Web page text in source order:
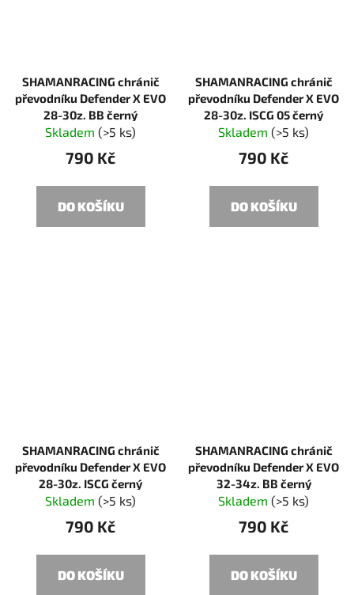
SHAMANRACING chránič
převodníku Defender X EVO
28-30z. BB černý
Skladem (>5 ks)
790 Kč
DO KOŠÍKU
SHAMANRACING chránič
převodníku Defender X EVO
28-30z. ISCG 05 černý
Skladem (>5 ks)
790 Kč
DO KOŠÍKU
SHAMANRACING chránič
převodníku Defender X EVO
28-30z. ISCG černý
Skladem (>5 ks)
790 Kč
DO KOŠÍKU
SHAMANRACING chránič
převodníku Defender X EVO
32-34z. BB černý
Skladem (>5 ks)
790 Kč
DO KOŠÍKU